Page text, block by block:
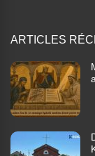
ARTICLES